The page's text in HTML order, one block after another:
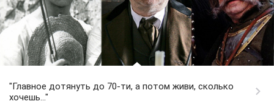
"Главное дотянуть до 70-ти, а потом живи, сколько
хочешь…"